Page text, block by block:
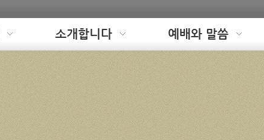
소개합니다 예배와 말씀